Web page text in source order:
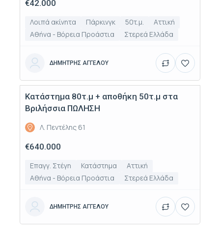
€42.000
Λοιπά ακίνητα Πάρκινγκ 50τ.μ.
Αττική
Αθήνα - Βόρεια Προάστια
Στερεά Ελλάδα
ΔΗΜΗΤΡΗΣ ΑΓΓΕΛΟΥ
Πώληση
Κατάστημα 80τ.μ + αποθήκη 50τ.μ στα
Βριλήσσια ΠΩΛΗΣΗ
Λ. Πεντέλης 61
€640.000
Επαγγ. Στέγη Κατάστημα
Αττική
Αθήνα - Βόρεια Προάστια
Στερεά Ελλάδα
ΔΗΜΗΤΡΗΣ ΑΓΓΕΛΟΥ